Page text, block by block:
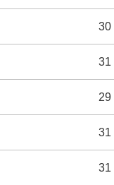
30
31
29
31
31